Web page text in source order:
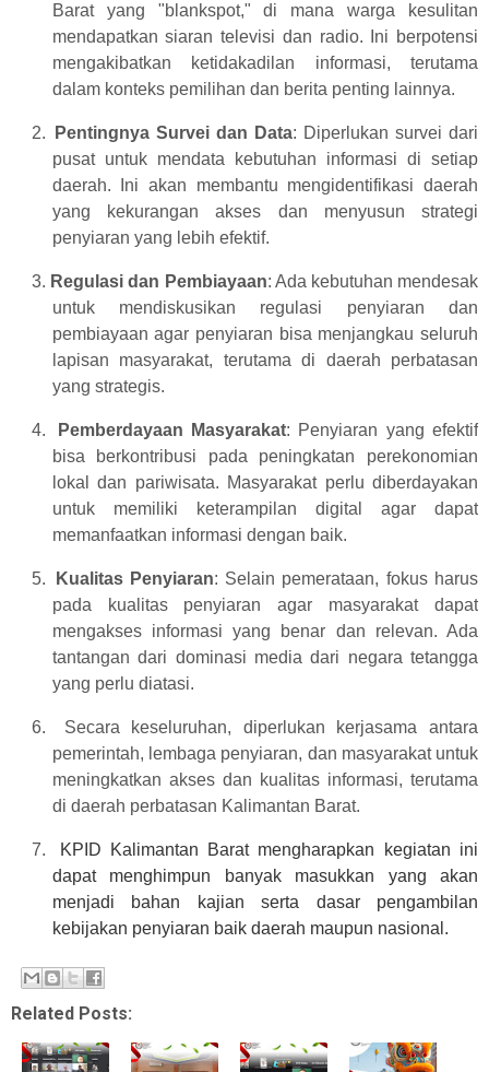
Barat yang "blankspot," di mana warga kesulitan
mendapatkan siaran televisi dan radio. Ini berpotensi
mengakibatkan ketidakadilan informasi, terutama
dalam konteks pemilihan dan berita penting lainnya.
2. Pentingnya Survei dan Data: Diperlukan survei dari
pusat untuk mendata kebutuhan informasi di setiap
daerah. Ini akan membantu mengidentifikasi daerah
yang kekurangan akses dan menyusun strategi
penyiaran yang lebih efektif.
3. Regulasi dan Pembiayaan: Ada kebutuhan mendesak
untuk mendiskusikan regulasi penyiaran dan
pembiayaan agar penyiaran bisa menjangkau seluruh
lapisan masyarakat, terutama di daerah perbatasan
yang strategis.
4. Pemberdayaan Masyarakat: Penyiaran yang efektif
bisa berkontribusi pada peningkatan perekonomian
lokal dan pariwisata. Masyarakat perlu diberdayakan
untuk memiliki keterampilan digital agar dapat
memanfaatkan informasi dengan baik.
5. Kualitas Penyiaran: Selain pemerataan, fokus harus
pada kualitas penyiaran agar masyarakat dapat
mengakses informasi yang benar dan relevan. Ada
tantangan dari dominasi media dari negara tetangga
yang perlu diatasi.
6.
Secara keseluruhan, diperlukan kerjasama antara
pemerintah, lembaga penyiaran, dan masyarakat untuk
meningkatkan akses dan kualitas informasi, terutama
di daerah perbatasan Kalimantan Barat.
7.
KPID Kalimantan Barat mengharapkan kegiatan ini
dapat menghimpun banyak masukkan yang akan
menjadi bahan kajian serta dasar pengambilan
kebijakan penyiaran baik daerah maupun nasional.
Related Posts: